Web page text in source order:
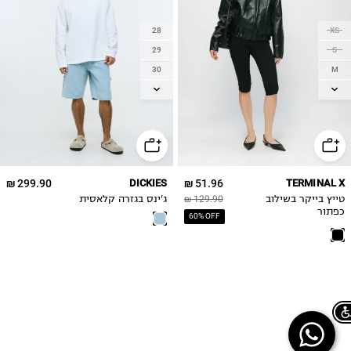
XS
S
M
L
51.96 ₪
129.90 ₪
60% OFF
TERMINAL X
טייץ בייקר בשילוב
כפתור
28
29
30
31
34
36
38
299.90 ₪ DICKIES
ג'ינס בגזרה קלאסית
Chat on WhatsApp